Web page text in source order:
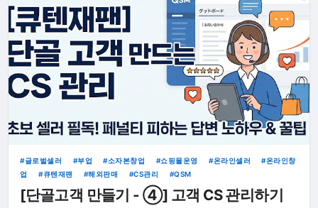
글로벌셀러 부업 소자본창업 쇼핑몰운영 온라인셀러
온라인창
업
큐텐재팬 해외판매 CS관리 QSM
[단골고객 만들기 - ④] 고객 CS 관리하기